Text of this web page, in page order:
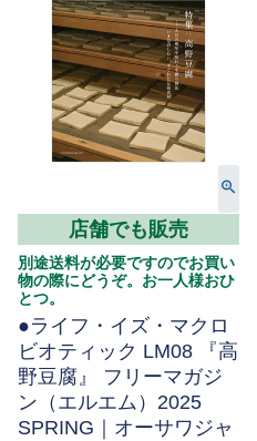
店舗でも販売
別途送料が必要ですのでお買い
物の際にどうぞ。お一人様おひ
とつ。
●ライフ・イズ・マクロ
ビオティック LM08 『高
野豆腐』 フリーマガジ
ン（エルエム）2025
SPRING｜オーサワジャ